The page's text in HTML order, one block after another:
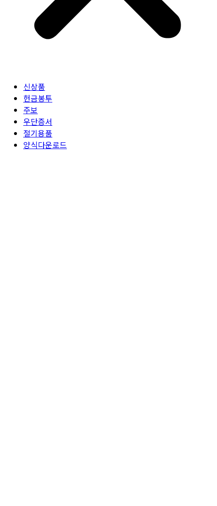
신상품
헌금봉투
주보
우단증서
절기용품
양식다운로드